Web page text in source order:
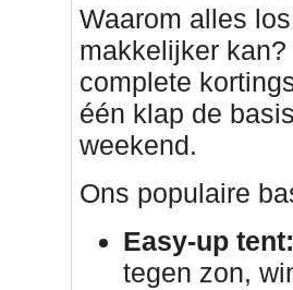
Waarom alles
makkelijker
complete
één klap de
weekend.
Ons populaire
Easy-up tent:
tegen zon,